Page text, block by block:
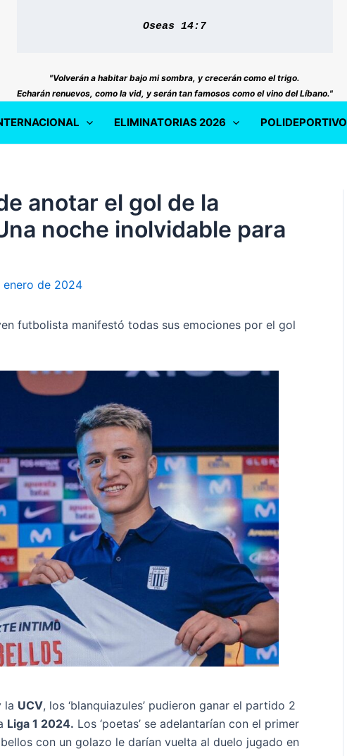
Oseas 14:7
"Volverán a habitar bajo mi sombra, y crecerán como el trigo.
Echarán renuevos, como la vid, y serán tan famosos como el vino del Líbano."
ELIMINATORIAS 2026 POLIDEPORTIVO
anotar el gol de la
noche inolvidable para
enero de 2024
futbolista manifestó todas sus emociones por el gol
la UCV, los ‘blanquiazules’ pudieron ganar el partido 2
Liga 1 2024. Los ‘poetas’ se adelantarían con el primer
con un golazo le darían vuelta al duelo jugado en